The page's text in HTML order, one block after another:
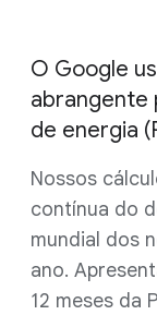
O Google
abrangente
de energia
Nossos
contínua do
mundial dos
ano.
12 meses da